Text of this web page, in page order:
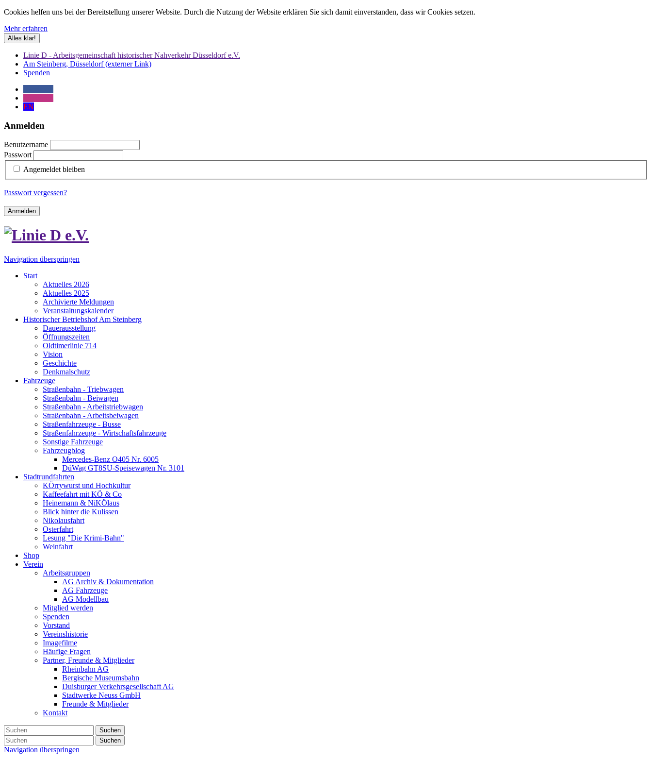
Cookies helfen uns bei der Bereitstellung unserer Website. Durch die Nutzung der Website erklären Sie sich damit einverstanden, dass wir Cookies setzen.
Mehr erfahren
Alles klar!
Linie D - Arbeitsgemeinschaft historischer Nahverkehr Düsseldorf e.V.
Am Steinberg, Düsseldorf (externer Link)
Spenden
EN
Anmelden
Benutzername
Passwort
Angemeldet bleiben
Passwort vergessen?
Anmelden
Navigation überspringen
Start
Aktuelles 2026
Aktuelles 2025
Archivierte Meldungen
Veranstaltungskalender
Historischer Betriebshof Am Steinberg
Dauerausstellung
Öffnungszeiten
Oldtimerlinie 714
Vision
Geschichte
Denkmalschutz
Fahrzeuge
Straßenbahn - Triebwagen
Straßenbahn - Beiwagen
Straßenbahn - Arbeitstriebwagen
Straßenbahn - Arbeitsbeiwagen
Straßenfahrzeuge - Busse
Straßenfahrzeuge - Wirtschaftsfahrzeuge
Sonstige Fahrzeuge
Fahrzeugblog
Mercedes-Benz O405 Nr. 6005
DüWag GT8SU-Speisewagen Nr. 3101
Stadtrundfahrten
KÖrrywurst und Hochkultur
Kaffeefahrt mit KÖ & Co
Heinemann & NiKÖlaus
Blick hinter die Kulissen
Nikolausfahrt
Osterfahrt
Lesung "Die Krimi-Bahn"
Weinfahrt
Shop
Verein
Arbeitsgruppen
AG Archiv & Dokumentation
AG Fahrzeuge
AG Modellbau
Mitglied werden
Spenden
Vorstand
Vereinshistorie
Imagefilme
Häufige Fragen
Partner, Freunde & Mitglieder
Rheinbahn AG
Bergische Museumsbahn
Duisburger Verkehrsgesellschaft AG
Stadtwerke Neuss GmbH
Freunde & Mitglieder
Kontakt
Suchen
Suchen
Navigation überspringen